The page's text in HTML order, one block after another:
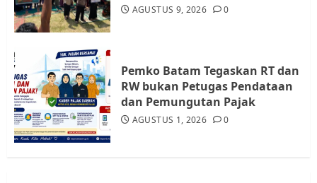
AGUSTUS 9, 2026 0
Pemko Batam Tegaskan RT dan
RW bukan Petugas Pendataan
dan Pemungutan Pajak
AGUSTUS 1, 2026 0
5
Resahkan Warga
JULI 17, 2026 0